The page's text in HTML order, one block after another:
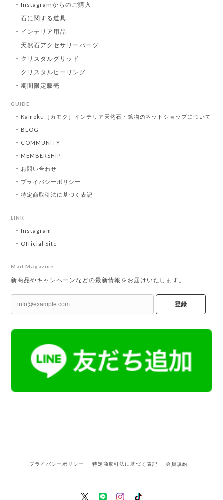
Instagramからのご購入
石に関する道具
インテリア用品
天然石アクセサリーパーツ
クリスタルグリッド
クリスタルヒーリング
期間限定販売
GUIDE
Kamoku［カモク］インテリア天然石・鉱物のネットショップについて
BLOG
COMMUNITY
MEMBERSHIP
お問い合わせ
プライバシーポリシー
特定商取引法に基づく表記
LINK
Instagram
Official Site
Mail Magazine
新商品やキャンペーンなどの最新情報をお届けいたします。
登録
プライバシーポリシー 特定商取引法に基づく表記 会員規約